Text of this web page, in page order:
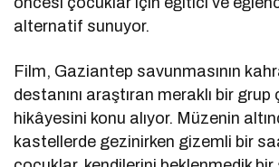
alternatif sunuyor.
Film, Gaziantep savunmasının
destanını araştıran meraklı bir grup
hikâyesini konu alıyor. Müzenin
kastellerde gezinirken gizemli bir